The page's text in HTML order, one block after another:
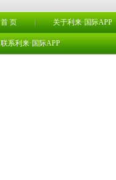
首 页 关于利来·国际APP
联系利来·国际APP